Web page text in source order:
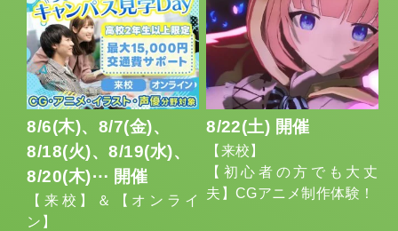
8/6(木)、 8/7(金)、
8/18(火)、8/19(水)、
8/20(木)⋯ 開催
【来校】＆【オンライ
ン】
8/22(土) 開催
【来校】
【初心者の方でも大丈
夫】CGアニメ制作体験！